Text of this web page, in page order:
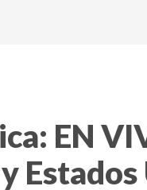
EN